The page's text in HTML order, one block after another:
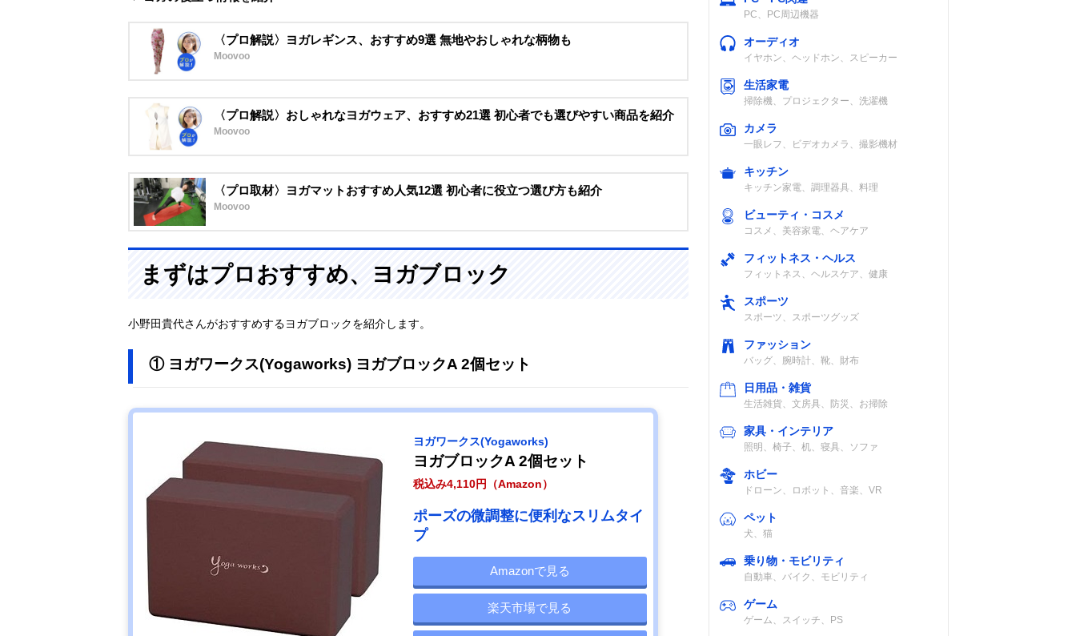
〈プロ解説〉ヨガレギンス、おすすめ9選 無地やおしゃれな柄物も
Moovoo
〈プロ解説〉おしゃれなヨガウェア、おすすめ21選 初心者でも選びやすい商品を紹介
Moovoo
〈プロ取材〉ヨガマットおすすめ人気12選 初心者に役立つ選び方も紹介
Moovoo
まずはプロおすすめ、ヨガブロック
小野田貴代さんがおすすめするヨガブロックを紹介します。
① ヨガワークス(Yogaworks) ヨガブロックA 2個セット
ヨガワークス(Yogaworks)
ヨガブロックA 2個セット
税込み4,110円（Amazon）
ポーズの微調整に便利なスリムタイ
プ
Amazonで見る
楽天市場で見る
PC、PC周辺機器
オーディオ
イヤホン、ヘッドホン、スピーカー
生活家電
掃除機、プロジェクター、洗濯機
カメラ
一眼レフ、ビデオカメラ、撮影機材
キッチン
キッチン家電、調理器具、料理
ビューティ・コスメ
コスメ、美容家電、ヘアケア
フィットネス・ヘルス
フィットネス、ヘルスケア、健康
スポーツ
スポーツ、スポーツグッズ
ファッション
バッグ、腕時計、靴、財布
日用品・雑貨
生活雑貨、文房具、防災、お掃除
家具・インテリア
照明、椅子、机、寝具、ソファ
ホビー
ドローン、ロボット、音楽、VR
ペット
犬、猫
乗り物・モビリティ
自動車、バイク、モビリティ
ゲーム
ゲーム、スイッチ、PS